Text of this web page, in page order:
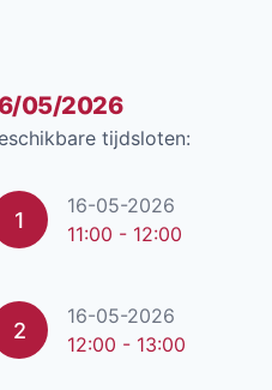
05/2026
tijdsloten:
1
16-05-2026
11:00 - 12:00
2
16-05-2026
12:00 - 13:00